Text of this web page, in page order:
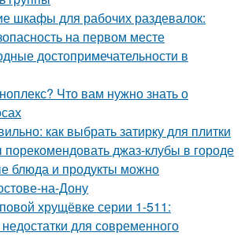
шкафы для рабочих раздевалок:
на первом месте
достопримечательности в
Что вам нужно знать о
как выбрать затирку для плитки
джаз-клубы в городе
блюда и продукты можно
на-Дону
хрущёвке серии 1-511:
для современного